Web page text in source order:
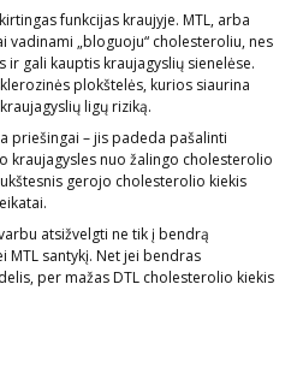
funkcijas kraujyje. MTL, arba
„bloguoju“ cholesteroliu, nes
gali kauptis kraujagyslių sienelėse.
plokštelės, kurios siaurina
ligų riziką.
priešingai – jis padeda pašalinti
kraujagysles nuo žalingo cholesterolio
gerojo cholesterolio kiekis
atsižvelgti ne tik į bendrą
MTL santykį. Net jei bendras
per mažas DTL cholesterolio kiekis